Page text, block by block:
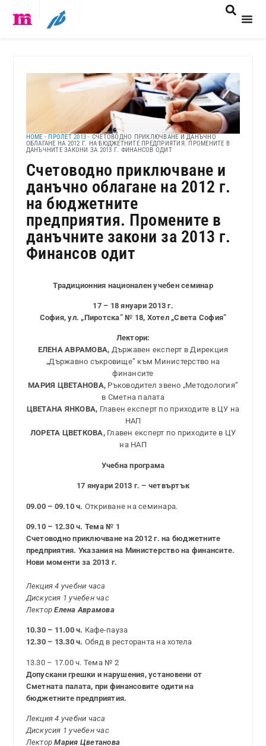
HOME - ПРОЛЕТ 2013 - СЧЕТОВОДНО ПРИКЛЮЧВАНЕ И ДАНЪЧНО
ОБЛАГАНЕ НА 2012 Г. НА БЮДЖЕТНИТЕ ПРЕДПРИЯТИЯ. ПРОМЕНИТЕ В
ДАНЪЧНИТЕ ЗАКОНИ ЗА 2013 Г. ФИНАНСОВ ОДИТ
Счетоводно приключване и
данъчно облагане на 2012 г.
на бюджетните
предприятия. Промените в
данъчните закони за 2013 г.
Финансов одит
Традиционния национален учебен семинар
17 – 18 януари 2013 г.
София, ул. „Пиротска” № 18, Хотел „Света София”
Лектори:
ЕЛЕНА АВРАМОВА, Държавен експерт в Дирекция
„Държавно съкровище” към Министерство на
финансите
МАРИЯ ЦВЕТАНОВА, Ръководител звено „Методология”
в Сметна палата
ЦВЕТАНА ЯНКОВА, Главен експерт по приходите в ЦУ на
НАП
ЛОРЕТА ЦВЕТКОВА, Главен експерт по приходите в ЦУ
на НАП
Учебна програма
17 януари 2013 г. – четвъртък
09.00 – 09.10 ч. Откриване на семинара.
09.10 – 12.30 ч. Тема № 1
Счетоводно приключване на 2012 г. на бюджетните
предприятия. Указания на Министерство на финансите.
Нови моменти за 2013 г.
Лекция 4 учебни часа
Дискусия 1 учебен час
ЛекторЕлена Аврамова
10.30 – 11.00 ч. Кафе-пауза
12.30 – 13.30 ч. Обяд в ресторанта на хотела
13.30 – 17.00 ч. Тема № 2
Допускани грешки и нарушения, установени от
Сметната палата, при финансовите одити на
бюджетните предприятия.
Лекция 4 учебни часа
Дискусия 1 учебен час
ЛекторМария Цветанова